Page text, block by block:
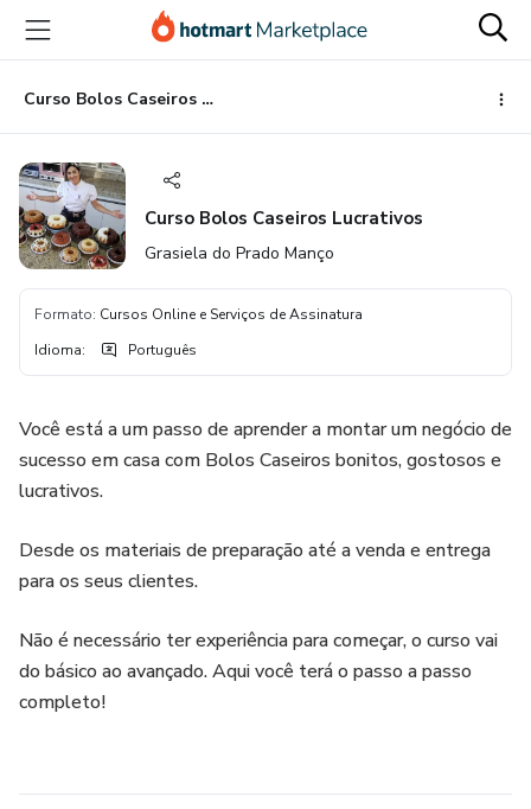
para
conteúdo
principal
para
pagamento
para
rodapé
Curso Bolos Caseiros Lucrativos
Curso Bolos Caseiros Lucrativos
Grasiela do Prado Manço
Formato: Cursos Online e Serviços de Assinatura
Idioma: Português
Você está a um passo de aprender a montar um negócio de
sucesso em casa com Bolos Caseiros bonitos, gostosos e
lucrativos.
Desde os materiais de preparação até a venda e entrega
para os seus clientes.
Não é necessário ter experiência para começar, o curso vai
do básico ao avançado. Aqui você terá o passo a passo
completo!